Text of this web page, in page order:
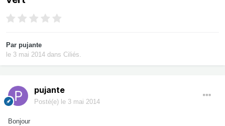
Par pujante
le 3 mai 2014 dans Ciliés.
pujante
Posté(e) le 3 mai 2014
Bonjour